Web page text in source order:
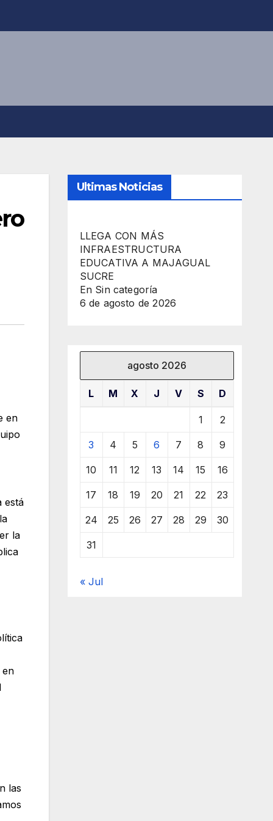
en
está
la
en
las
Ultimas Noticias
LLEGA CON MÁS
INFRAESTRUCTURA
EDUCATIVA A MAJAGUAL
SUCRE
En Sin categoría
6 de agosto de 2026
agosto 2026
L M X J V S D
1 2
3 4 5 6 7 8 9
10 11 12 13 14 15 16
17 18 19 20 21 22 23
24 25 26 27 28 29 30
31
« Jul